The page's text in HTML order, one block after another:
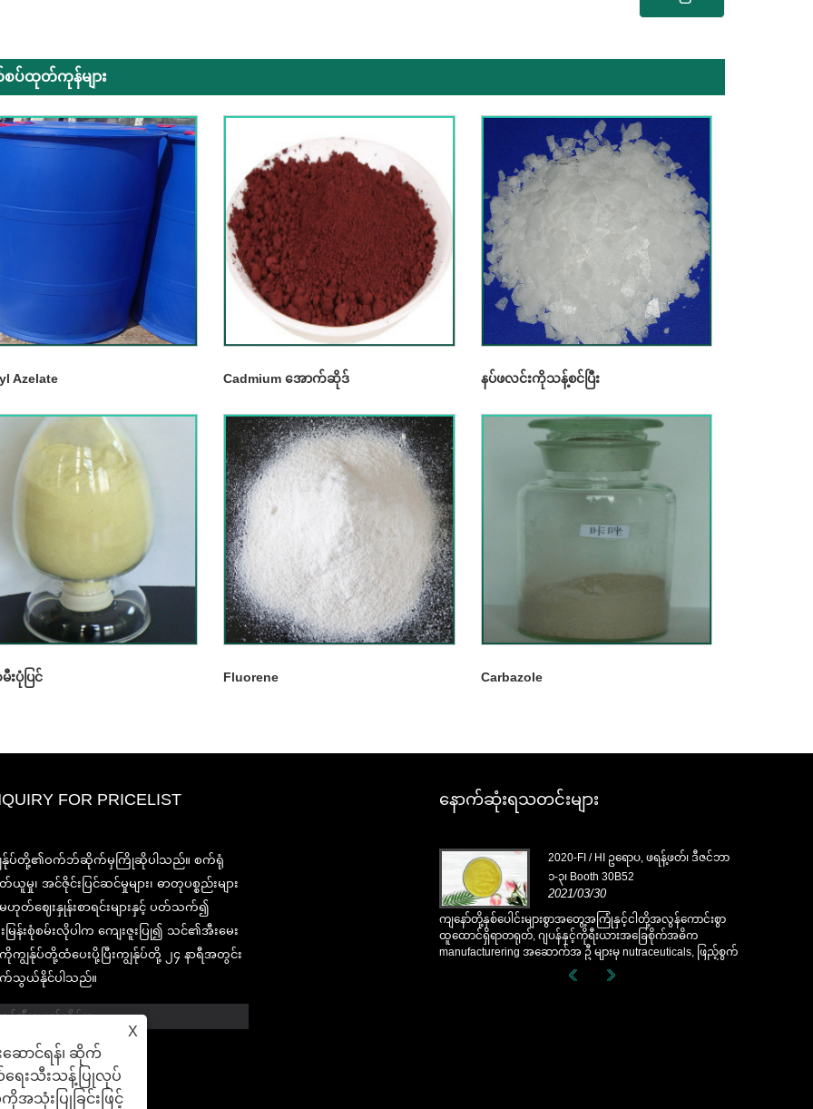
ပ်ထုတ်ကုန်များ
Azelate Cadmium အောက်ဆိုဒ် နပ်ဖလင်းကိုသန့်စင်ပြီး
ပုံပြင် Fluorene Carbazole
FOR PRICELIST
န်ုပ်တို့၏ဝက်ဘ်ဆိုက်မှကြိုဆိုပါသည်။ စက်ရုံ
မှု၊ အင်ဇိုင်းပြင်ဆင်မှုများ၊ ဓာတုပစ္စည်းများ
ဟုတ်ဈေးနှုန်းစာရင်းများနှင့် ပတ်သက်၍
မြန်းစုံစမ်းလိုပါက ကျေးဇူးပြု၍ သင်၏အီးမေး
ကျွန်ုပ်တို့ထံပေးပို့ပြီးကျွန်ုပ်တို့ ၂၄ နာရီအတွင်း
သွယ်နိုင်ပါသည်။
နောက်ဆုံးရသတင်းများ
ကျနော်တို့နှစ်ပေါင်းများစွာအတွေ့အကြုံနှင့်ငါတို့အလွန်ကောင်းစွာ
ထူထောင်ရှိရာတရုတ်, ဂျပန်နှင့်ကိုရီးယားအခြေစိုက်အဓိက
manufacturering အဆောက်အ ဦ များမှ nutraceuticals, ဖြည့်စွက်
ခြင်းနှင့်အလုပ်လုပ်အစားအစာ & အဖျော်ယမကာစက်မှုလုပ်ငန်းများ
တို့၏ကျွမ်းကျင်မှုနှင့်ဂုဏ်သတင်းသည်ကမ္ဘာတစ်ဝှမ်းရှိကျွန်ုပ်
တို့၏လုပ်ဖော်ကိုင်ဖက်များကိုအကျိုးပြုသည်။
2020-FI / HI ဥရောပ, ဖရန့်ဖတ်၊ ဒီဇင်ဘာ
၁-၃၊ Booth 30B52
2021/03/30
ကျနော်တို့နှစ်ပေါင်းများစွာအတွေ့အကြုံနှင့်ငါတို့အလွန်ကောင်းစွာ
ထူထောင်ရှိရာတရုတ်, ဂျပန်နှင့်ကိုရီးယားအခြေစိုက်အဓိက
manufacturering အဆောက်အ ဦ များမှ nutraceuticals, ဖြည့်စွက်
ခြင်းနှင့်အလုပ်လုပ်အစားအစာ & အဖျော်ယမကာစက်မှုလုပ်ငန်းများ
အတွက်မရှိမဖြစ်လိုအပ်သောပါဝင်ပစ္စည်းများနှင့်ထုတ်ကုန်ဖွံ့ဖြိုး,
X
ောင်ရန်၊ ဆိုက်
ရေးသီးသန့်ပြုလုပ်
းပြုခြင်းဖြင့်